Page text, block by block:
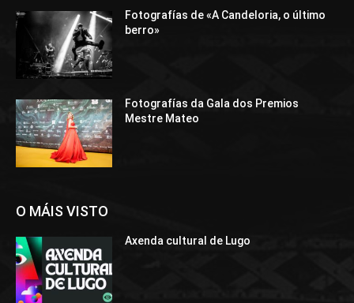
Fotografías de «A Candeloria, o último
berro»
Fotografías da Gala dos Premios
Mestre Mateo
O MÁIS VISTO
Axenda cultural de Lugo